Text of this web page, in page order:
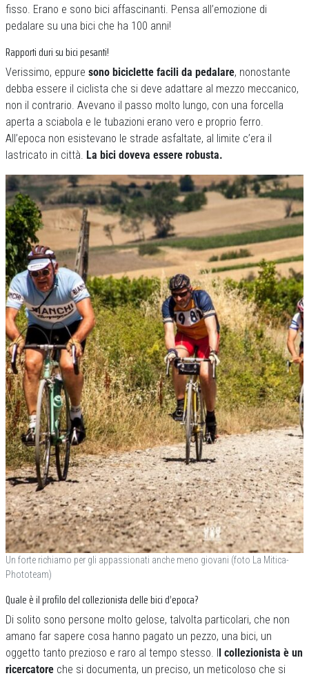
fisso. Erano e sono bici affascinanti. Pensa all’emozione di
pedalare su una bici che ha 100 anni!
Rapporti duri su bici pesanti!
Verissimo, eppure sono biciclette facili da pedalare, nonostante
debba essere il ciclista che si deve adattare al mezzo meccanico,
non il contrario. Avevano il passo molto lungo, con una forcella
aperta a sciabola e le tubazioni erano vero e proprio ferro.
All’epoca non esistevano le strade asfaltate, al limite c’era il
lastricato in città. La bici doveva essere robusta.
Un forte richiamo per gli appassionati anche meno giovani (foto La Mitica-
Phototeam)
Quale è il profilo del collezionista delle bici d’epoca?
Di solito sono persone molto gelose, talvolta particolari, che non
amano far sapere cosa hanno pagato un pezzo, una bici, un
oggetto tanto prezioso e raro al tempo stesso. Il collezionista è un
ricercatore che si documenta, un preciso, un meticoloso che si